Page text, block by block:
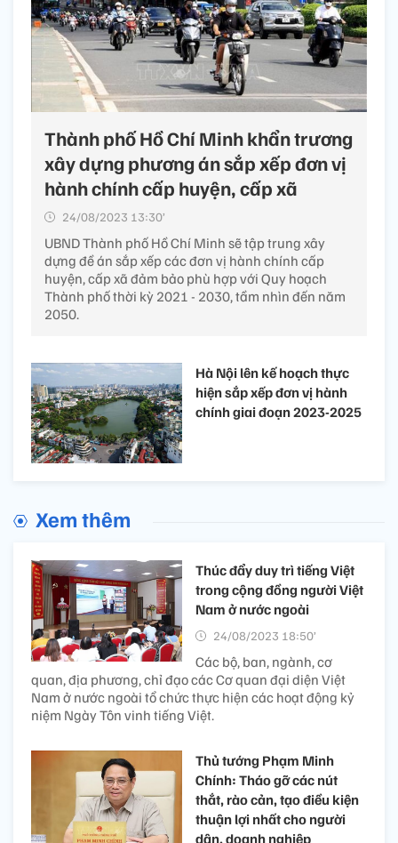
Thành phố Hồ Chí Minh khẩn trương
xây dựng phương án sắp xếp đơn vị
hành chính cấp huyện, cấp xã
24/08/2023 13:30’
UBND Thành phố Hồ Chí Minh sẽ tập trung xây
dựng đề án sắp xếp các đơn vị hành chính cấp
huyện, cấp xã đảm bảo phù hợp với Quy hoạch
Thành phố thời kỳ 2021 - 2030, tầm nhìn đến năm
2050.
Hà Nội lên kế hoạch thực
hiện sắp xếp đơn vị hành
chính giai đoạn 2023-2025
Xem thêm
Thúc đẩy duy trì tiếng Việt
trong cộng đồng người Việt
Nam ở nước ngoài
24/08/2023 18:50’
Các bộ, ban, ngành, cơ
quan, địa phương, chỉ đạo các Cơ quan đại diện Việt
Nam ở nước ngoài tổ chức thực hiện các hoạt động kỷ
niệm Ngày Tôn vinh tiếng Việt.
Thủ tướng Phạm Minh
Chính: Tháo gỡ các nút
thắt, rào cản, tạo điều kiện
thuận lợi nhất cho người
dân, doanh nghiệp